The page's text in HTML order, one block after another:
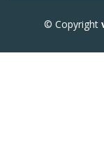
© Copyright